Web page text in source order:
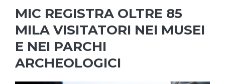
MIC REGISTRA OLTRE 85
MILA VISITATORI NEI MUSEI
E NEI PARCHI
ARCHEOLOGICI